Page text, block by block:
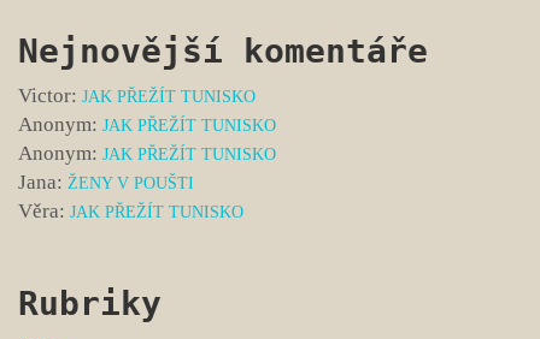
Nejnovější komentáře
Victor: JAK PŘEŽÍT TUNISKO
Anonym: JAK PŘEŽÍT TUNISKO
Anonym: JAK PŘEŽÍT TUNISKO
Jana: ŽENY V POUŠTI
Věra: JAK PŘEŽÍT TUNISKO
Rubriky